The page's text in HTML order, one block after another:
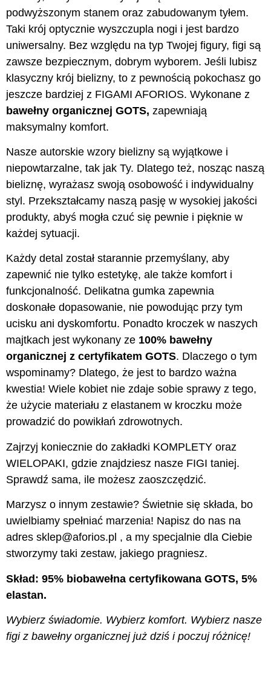
podwyższonym stanem oraz zabudowanym tyłem.
Taki krój optycznie wyszczupla nogi i jest bardzo
uniwersalny. Bez względu na typ Twojej figury, figi są
zawsze bezpiecznym, dobrym wyborem. Jeśli lubisz
klasyczny krój bielizny, to z pewnością pokochasz go
jeszcze bardziej z FIGAMI AFORIOS. Wykonane z
bawełny organicznej GOTS, zapewniają
maksymalny komfort.
Nasze autorskie wzory bielizny są wyjątkowe i
niepowtarzalne, tak jak Ty. Dlatego też, nosząc naszą
bieliznę, wyrażasz swoją osobowość i indywidualny
styl. Przekształcamy naszą pasję w wysokiej jakości
produkty, abyś mogła czuć się pewnie i pięknie w
każdej sytuacji.
Każdy detal został starannie przemyślany, aby
zapewnić nie tylko estetykę, ale także komfort i
funkcjonalność. Delikatna gumka zapewnia
doskonałe dopasowanie, nie powodując przy tym
ucisku ani dyskomfortu. Ponadto kroczek w naszych
majtkach jest wykonany ze 100% bawełny
organicznej z certyfikatem GOTS. Dlaczego o tym
wspominamy? Dlatego, że jest to bardzo ważna
kwestia! Wiele kobiet nie zdaje sobie sprawy z tego,
że użycie materiału z elastanem w kroczku może
prowadzić do powikłań zdrowotnych.
Zajrzyj koniecznie do zakładki KOMPLETY oraz
WIELOPAKI, gdzie znajdziesz nasze FIGI taniej.
Sprawdź sama, ile możesz zaoszczędzić.
Marzysz o innym zestawie? Świetnie się składa, bo
uwielbiamy spełniać marzenia! Napisz do nas na
adres sklep@aforios.pl , a my specjalnie dla Ciebie
stworzymy taki zestaw, jakiego pragniesz.
Skład: 95% biobawełna certyfikowana GOTS, 5%
elastan.
Wybierz świadomie. Wybierz komfort. Wybierz nasze
figi z bawełny organicznej już dziś i poczuj różnicę!